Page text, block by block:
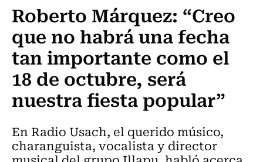
Roberto Márquez: “Creo
que no habrá una fecha
tan importante como el
18 de octubre, será
nuestra fiesta popular”
En Radio Usach, el querido músico,
charanguista, vocalista y director